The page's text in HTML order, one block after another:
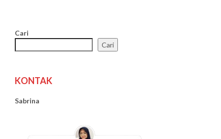
Cari
Cari
KONTAK
Sabrina